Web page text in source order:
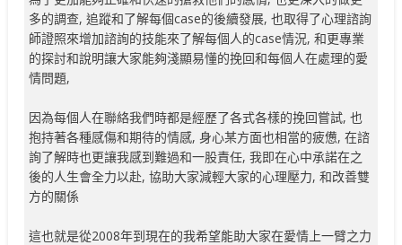
多的調查, 追蹤和了解每個case的後續發展, 也取得了心理諮詢
師證照來增加諮詢的技能來了解每個人的case情況, 和更專業
的探討和說明讓大家能夠淺顯易懂的挽回和每個人在處理的愛
情問題,
因為每個人在聯絡我們時都是經歷了各式各樣的挽回嘗試, 也
抱持著各種感傷和期待的情感, 身心某方面也相當的疲憊, 在諮
詢了解時也更讓我感到難過和一股責任, 我即在心中承諾在之
後的人生會全力以赴, 協助大家減輕大家的心理壓力, 和改善雙
方的關係
這也就是從2008年到現在的我希望能助大家在愛情上一臂之力